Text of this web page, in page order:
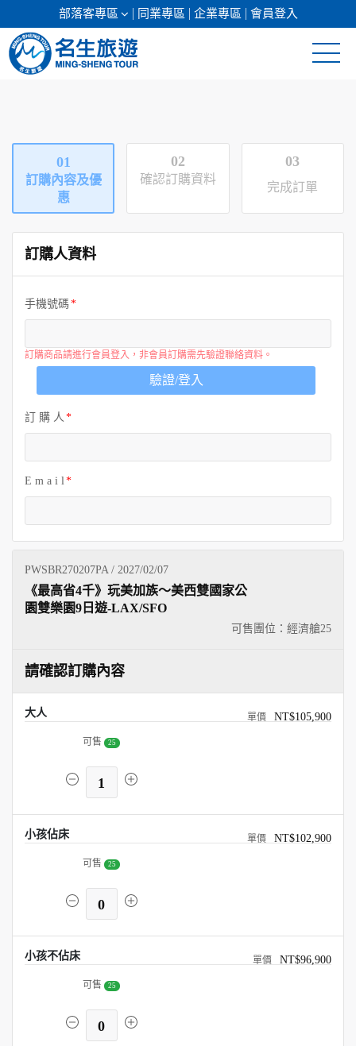
部落客專區 同業專區 企業專區 會員登入
日本專館
郵輪假期
海島假期
韓國
東南亞
01
訂購內容及優
惠
02
確認訂購資料
03
完成訂單
訂購人資料
手機號碼
訂購商品請進行會員登入，非會員訂購需先驗證聯絡資料。
驗證/登入
訂 購 人
E m a i l
PWSBR270207PA / 2027/02/07
可售團位：經濟艙25
《最高省4千》玩美加族～美西雙國家公
園雙樂園9日遊-LAX/SFO
請確認訂購內容
大人 NT$105,900
可售 25
1
小孩佔床 NT$102,900
可售 25
0
小孩不佔床 NT$96,900
可售 25
0